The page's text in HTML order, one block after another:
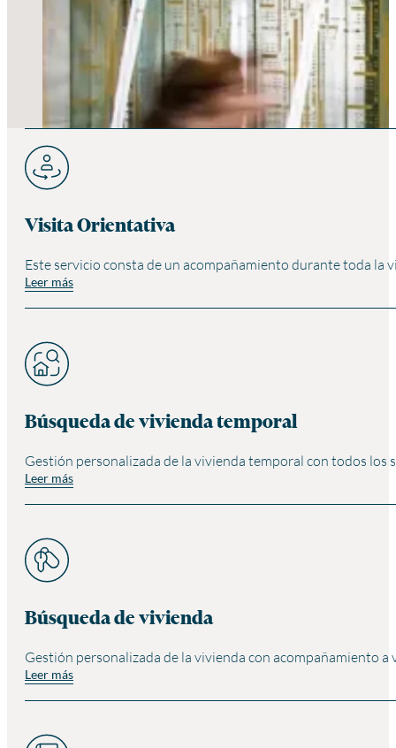
Visita Orientativa
Este servicio consta de un acompañamiento durante toda la
Leer más
Búsqueda de vivienda temporal
Gestión personalizada de la vivienda temporal con todos los
Leer más
Búsqueda de vivienda
Gestión personalizada de la vivienda con acompañamiento
Leer más